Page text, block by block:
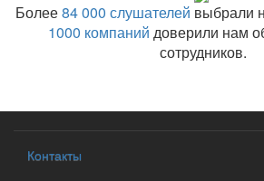
Более84 000 слушателей выбрали
1000 компаний доверили нам
сотрудников.
Контакты